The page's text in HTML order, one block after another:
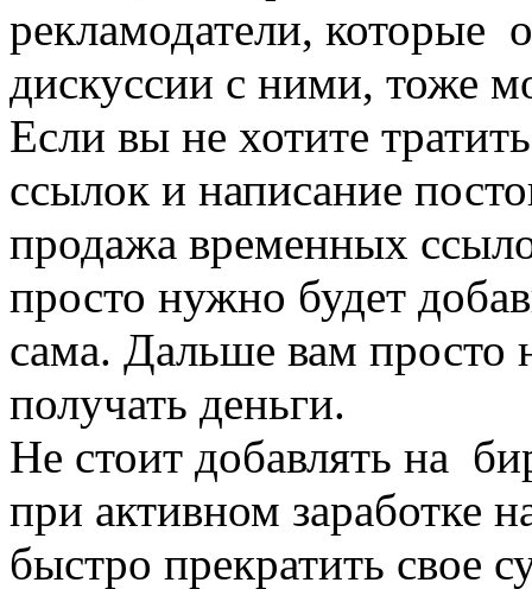
рекламодатели, которые
дискуссии с ними, тоже
Если вы не хотите
ссылок и написание
продажа временных
просто нужно будет
сама. Дальше вам просто
получать деньги.
Не стоит добавлять на
при активном заработке
быстро прекратить свое